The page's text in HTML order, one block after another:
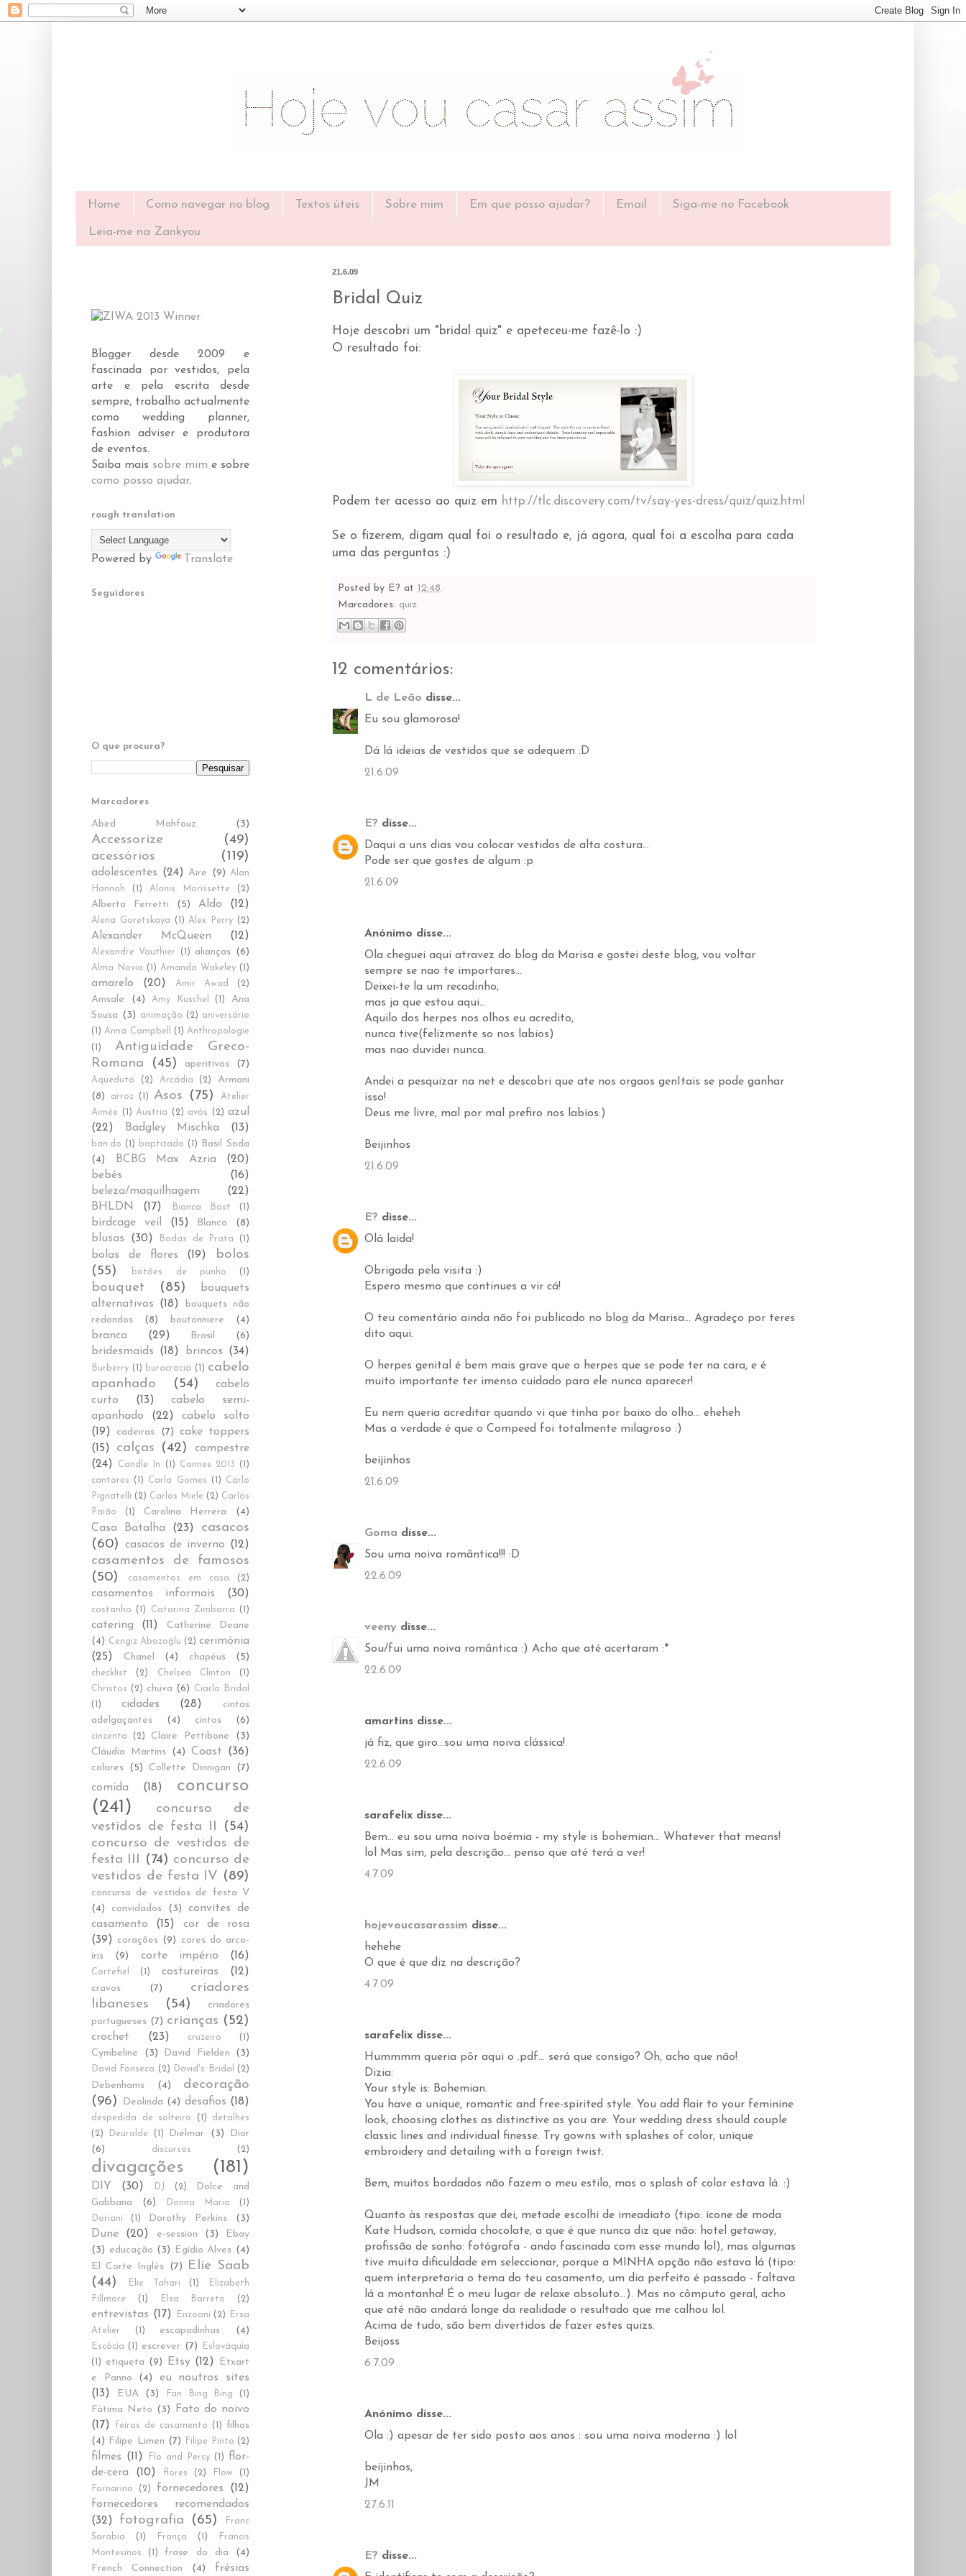
Home Como navegar no blog Textos úteis Sobre mim Em que posso ajudar? Email Siga-me no Facebook
Leia-me na Zankyou
21.6.09
Bridal Quiz
Hoje descobri um "bridal quiz" e apeteceu-me fazê-lo :)
O resultado foi:
Podem ter acesso ao quiz em http://tlc.discovery.com/tv/say-yes-dress/quiz/quiz.html
Se o fizerem, digam qual foi o resultado e, já agora, qual foi a escolha para cada
uma das perguntas :)
Posted by E? at 12:48
Marcadores: quiz
12 comentários:
L de Leão disse...
Eu sou glamorosa!
Dá lá ideias de vestidos que se adequem :D
21.6.09
E? disse...
Daqui a uns dias vou colocar vestidos de alta costura...
Pode ser que gostes de algum :p
21.6.09
Anónimo disse...
Ola cheguei aqui atravez do blog da Marisa e gostei deste blog, vou voltar
sempre se nao te importares...
Deixei-te la um recadinho,
mas ja que estou aqui...
Aquilo dos herpes nos olhos eu acredito,
nunca tive(felizmente so nos labios)
mas nao duvidei nunca.
Andei a pesquizar na net e descobri que ate nos orgaos genItais se pode ganhar
isso!
Deus me livre, mal por mal prefiro nos labios:)
Beijinhos
21.6.09
E? disse...
Olá laida!
Obrigada pela visita :)
Espero mesmo que continues a vir cá!
O teu comentário ainda não foi publicado no blog da Marisa... Agradeço por teres
dito aqui.
O herpes genital é bem mais grave que o herpes que se pode ter na cara, e é
muito importante ter imenso cuidado para ele nunca aparecer!
Eu nem queria acreditar quando vi que tinha por baixo do olho... eheheh
Mas a verdade é que o Compeed foi totalmente milagroso :)
beijinhos
21.6.09
Goma disse...
Sou uma noiva romântica!!! :D
22.6.09
veeny disse...
Sou/fui uma noiva romântica :) Acho que até acertaram :*
22.6.09
amartins disse...
já fiz, que giro...sou uma noiva clássica!
22.6.09
sarafelix disse...
Bem... eu sou uma noiva boémia - my style is bohemian... Whatever that means!
lol Mas sim, pela descrição... penso que até terá a ver!
4.7.09
hojevoucasarassim disse...
hehehe
O que é que diz na descrição?
4.7.09
sarafelix disse...
Hummmm queria pôr aqui o .pdf... será que consigo? Oh, acho que não!
Dizia:
Your style is: Bohemian.
You have a unique, romantic and free-spirited style. You add flair to your feminine
look, choosing clothes as distinctive as you are. Your wedding dress should couple
classic lines and individual finesse. Try gowns with splashes of color, unique
embroidery and detailing with a foreign twist.
Bem, muitos bordados não fazem o meu estilo, mas o splash of color estava lá. :)
Quanto às respostas que dei, metade escolhi de imeadiato (tipo: ícone de moda
Kate Hudson, comida chocolate, a que é que nunca diz que não: hotel getaway,
profissão de sonho: fotógrafa - ando fascinada com esse mundo lol), mas algumas
tive muita dificuldade em seleccionar, porque a MINHA opção não estava lá (tipo:
quem interpretaria o tema do teu casamento, um dia perfeito é passado - faltava
lá a montanha! É o meu lugar de relaxe absoluto...). Mas no cômputo geral, acho
que até não andará longe da realidade o resultado que me calhou lol.
Acima de tudo, são bem divertidos de fazer estes quizs.
Beijoss
6.7.09
Anónimo disse...
Ola :) apesar de ter sido posto aos anos : sou uma noiva moderna :) lol
beijinhos,
JM
27.6.11
E? disse...
Blogger desde 2009 e
fascinada por vestidos, pela
arte e pela escrita desde
sempre, trabalho actualmente
como wedding planner,
fashion adviser e produtora
de eventos.
Saiba mais sobre mim e sobre
como posso ajudar.
rough translation
Powered by Translate
Seguidores
O que procura?
Marcadores
Abed Mahfouz (3)
Accessorize
(49)
acessórios
(119)
adolescentes (24) Aire (9) Alan
Hannah
(1) Alanis Morissette (2)
Alberta Ferretti (5) Aldo (12)
Alena Goretskaya (1) Alex Perry (2)
Alexander McQueen (12)
Alexandre Vauthier (1) alianças (6)
Alma Novia (1) Amanda Wakeley (1)
amarelo (20) Amir Awad (2)
Amsale (4) Amy Kuschel (1)
Ana
Sousa (3) animação (2) aniversário
(1) Anna Campbell (1) Anthropologie
(1)
Antiguidade Greco-
Romana
(45) aperitivos (7)
Aqueduto (2) Arcádia (2)
Armani
(8)
arroz (1) Asos (75)
Atelier
Aimée
(1) Áustria (2) avós (2) azul
(22)
Badgley Mischka (13)
ban.do (1) baptizado (1)
Basil Soda
(4)
BCBG Max Azria
(20)
bebés
(16)
beleza/maquilhagem
(22)
BHLDN
(17) Bianca Bast (1)
birdcage veil (15) Blanco (8)
blusas (30) Bodas de Prata (1)
bolas de flores (19)
bolos
(55)
botões de punho (1)
bouquet (85)
bouquets
alternativos
(18)
bouquets não
redondos
(8) boutonniere (4)
branco (29) Brasil (6)
bridesmaids (18) brincos (34)
Burberry (1) burocracia (1) cabelo
apanhado
(54)
cabelo
curto
(13)
cabelo semi-
apanhado
(22)
cabelo solto
(19)
cadeiras (7) cake toppers
(15)
calças (42)
campestre
(24)
Candle In (1) Cannes 2013
(1)
cantores
(1) Carla Gomes (1)
Carlo
Pignatelli (2) Carlos Miele (2) Carlos
Paião
(1) Carolina Herrera (4)
Casa Batalha (23)
casacos
(60)
casacos de inverno (12)
casamentos de famosos
(50)
casamentos em casa (2)
casamentos informais (30)
castanho (1) Catarina Zimbarra (1)
catering (11)
Catherine Deane
(4) Cengiz Abazoğlu (2) cerimónia
(25)
Chanel (4) chapéus (5)
checklist (2) Chelsea Clinton
(1)
Christos (2) chuva (6)
Ciarla Bridal
(1)
cidades (28)
cintas
adelgaçantes
(4) cintos (6)
cinzento (2) Claire Pettibone
(3)
Cláudia Martins (4) Coast (36)
colares (5) Collette Dinnigan (7)
comida (18)
concurso
(241)
concurso de
vestidos de festa II
(54)
concurso de vestidos de
festa III
(74) concurso de
vestidos de festa IV (89)
concurso de vestidos de festa V
(4)
convidados (3)
convites de
casamento
(15)
cor de rosa
(39) corações (9) cores do arco-
íris
(9) corte império (16)
Cortefiel (1) costureiras (12)
cravos (7)
criadores
libaneses
(54)
criadores
portugueses (7) crianças (52)
crochet (23) cruzeiro (1)
Cymbeline (3) David Fielden (3)
David Fonseca (2) David's Bridal (2)
Debenhams (4)
decoração
(96)
Deolinda (4) desafios (18)
despedida de solteiro (1)
detalhes
(2)
Deuralde (1) Dielmar (3)
Dior
(6)
discursos (2)
divagações (181)
DIY (30) DJ (2)
Dolce and
Gabbana
(6) Donna Maria
(1)
Doriani
(1) Dorothy Perkins (3)
Dune (20) e-session (3)
Ebay
(3) educação (3) Egídio Alves (4)
El Corte Inglés (7)
Elie Saab
(44)
Elie Tahari (1)
Elizabeth
Fillmore
(1) Elsa Barreto (2)
entrevistas (17) Enzoani (2)
Ersa
Atelier
(1) escapadinhas (4)
Escócia (1) escrever (7)
Eslováquia
(1)
etiqueta (9) Etsy (12)
Etxart
e Panno
(4)
eu noutros sites
(13)
EUA (3) Fan Bing Bing (1)
Fátima Neto (3)
Fato do noivo
(17)
feiras de casamento (1)
filhos
(4) Filipe Limen (7) Filipe Pinto (2)
filmes (11) Flo and Percy (1)
flor-
de-cera
(10) flores (2) Flow
(1)
Fornarina
(2) fornecedores
(12)
fornecedores recomendados
(32)
fotografia (65)
Franc
Sarabia
(1) França (1)
Francis
Montesinos
(1) frase do dia
(4)
French Connection
(4) frésias